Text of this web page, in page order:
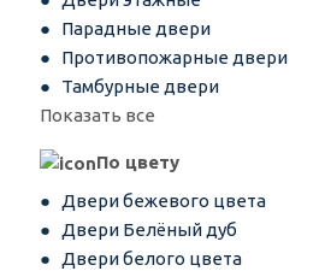
Парадные двери
Противопожарные двери
Тамбурные двери
Показать все
По цвету
Двери бежевого цвета
Двери Белёный дуб
Двери белого цвета